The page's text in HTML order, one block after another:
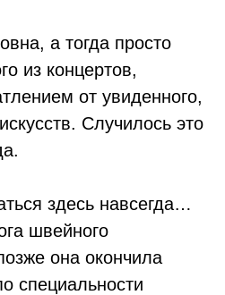
а тогда просто
из концертов,
от увиденного,
Случилось это
здесь навсегда…
швейного
она окончила
специальности